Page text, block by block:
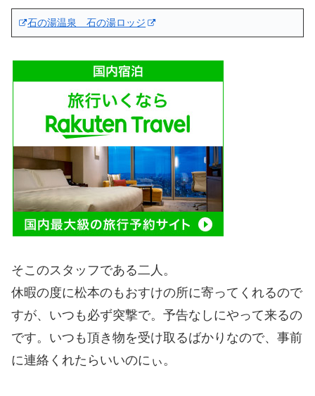
石の湯温泉 石の湯ロッジ
そこのスタッフである二人。
休暇の度に松本のもおすけの所に寄ってくれるので
すが、いつも必ず突撃で。予告なしにやって来るの
です。いつも頂き物を受け取るばかりなので、事前
に連絡くれたらいいのにぃ。